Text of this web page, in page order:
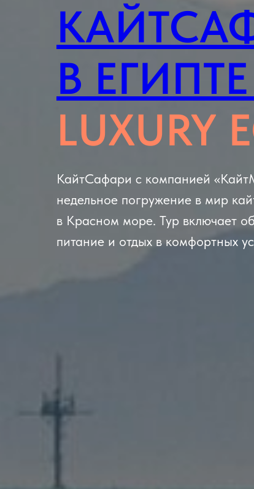
В
LUXURY
КайтСафари с компанией
недельное погружение в мир
в Красном море. Тур включает
питание и отдых в комфортных